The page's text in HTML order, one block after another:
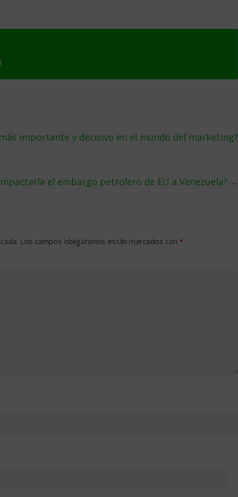
importante y decisivo en el mundo del marketing?
el embargo petrolero de EU a Venezuela? →
Los campos obligatorios están marcados con *